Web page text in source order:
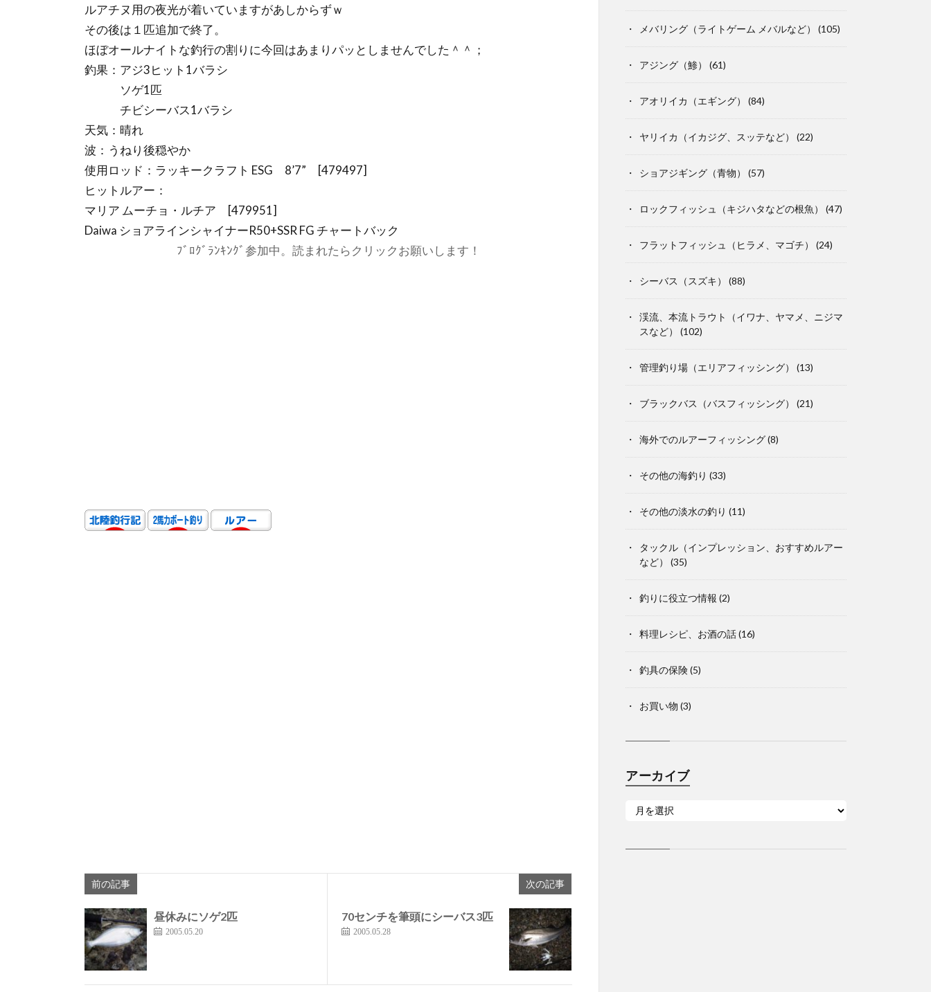
ルアチヌ用の夜光が着いていますがあしからずｗ
その後は１匹追加で終了。
ほぼオールナイトな釣行の割りに今回はあまりパッとしませんでした＾＾；
釣果：アジ3ヒット1バラシ
ソゲ1匹
チビシーバス1バラシ
天気：晴れ
波：うねり後穏やか
使用ロッド：ラッキークラフト ESG 8’7” [479497]
ヒットルアー：
マリア ムーチョ・ルチア [479951]
Daiwa ショアラインシャイナーR50+SSR FG チャートバック
ﾌﾞﾛｸﾞﾗﾝｷﾝｸﾞ参加中。読まれたらクリックお願いします！
前の記事
昼休みにソゲ2匹
2005.05.20
次の記事
70センチを筆頭にシーバス3匹
2005.05.28
メバリング（ライトゲーム メバルなど） (105)
アジング（鯵） (61)
アオリイカ（エギング） (84)
ヤリイカ（イカジグ、スッテなど） (22)
ショアジギング（青物） (57)
ロックフィッシュ（キジハタなどの根魚） (47)
フラットフィッシュ（ヒラメ、マゴチ） (24)
シーバス（スズキ） (88)
渓流、本流トラウト（イワナ、ヤマメ、ニジマ
スなど）
(102)
管理釣り場（エリアフィッシング） (13)
ブラックバス（バスフィッシング） (21)
海外でのルアーフィッシング(8)
その他の海釣り (33)
その他の淡水の釣り (11)
タックル（インプレッション、おすすめルアー
など）
(35)
釣りに役立つ情報 (2)
料理レシピ、お酒の話(16)
釣具の保険(5)
お買い物 (3)
アーカイブ